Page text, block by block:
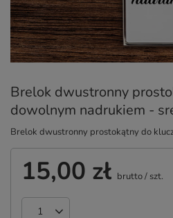
Brelok dwustronny
dowolnym nadrukiem -
Brelok dwustronny prostokątny do
15,00 zł brutto/ szt.